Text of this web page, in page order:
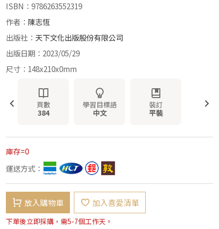
ISBN：9786263552319
作者： 陳志恆
出版社： 天下文化出版股份有限公司
出版日期：2023/05/29
尺寸：148x210x0mm
頁數
384
學習目標語
中文
裝訂
平裝
庫存=0
運送方式：
放入購物車 加入喜愛清單
下單後立即採購，需5-7個工作天。